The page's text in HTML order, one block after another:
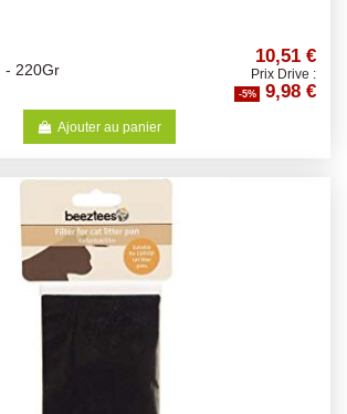
- 220Gr
10,51 €
Prix Drive :
-5% 9,98 €
Ajouter au panier